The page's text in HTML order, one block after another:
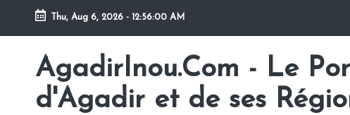
Skip
content
Thu, Aug 6, 2026 - 12:56:01 AM
AgadirInou.Com - Le
d'Agadir et de ses
Toute
l'actualité
de